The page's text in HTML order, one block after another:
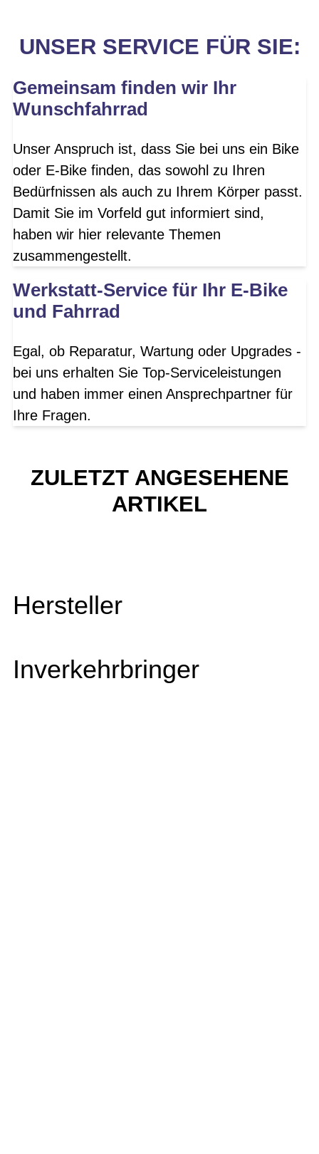
UNSER SERVICE FÜR SIE:
Gemeinsam finden wir Ihr
Wunschfahrrad
Unser Anspruch ist, dass Sie bei uns ein Bike
oder E-Bike finden, das sowohl zu Ihren
Bedürfnissen als auch zu Ihrem Körper passt.
Damit Sie im Vorfeld gut informiert sind,
haben wir hier relevante Themen
zusammengestellt.
Werkstatt-Service für Ihr E-Bike
und Fahrrad
Egal, ob Reparatur, Wartung oder Upgrades -
bei uns erhalten Sie Top-Serviceleistungen
und haben immer einen Ansprechpartner für
Ihre Fragen.
ZULETZT ANGESEHENE
ARTIKEL
Hersteller
Inverkehrbringer